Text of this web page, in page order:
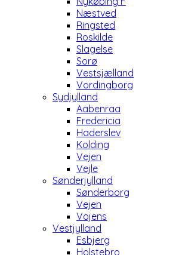
Næstved
Ringsted
Roskilde
Slagelse
Sorø
Vestsjælland
Vordingborg
Sydjylland
Aabenraa
Fredericia
Haderslev
Kolding
Vejen
Vejle
Sønderjylland
Sønderborg
Vejen
Vojens
Vestjylland
Esbjerg
Holstebro